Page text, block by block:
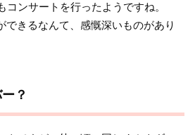
コンサートを行ったようですね。
できるなんて、感慨深いものがあり
？